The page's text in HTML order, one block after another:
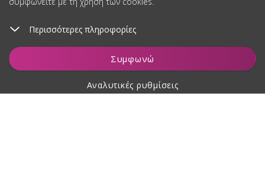
Περισσότερες πληροφορίες
Συμφωνώ
Αναλυτικές ρυθμίσεις
Προσθήκη στο καλάθι